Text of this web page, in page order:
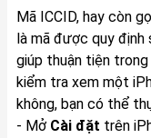
Mã ICCID, hay còn
là mã được quy định
giúp thuận tiện
kiểm tra xem một
không, bạn có thể
- Mở Cài đặt trên